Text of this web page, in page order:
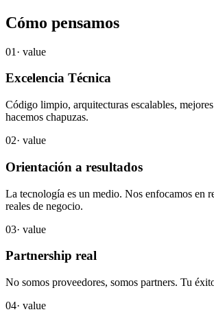
Cómo pensamos
01 · value
Excelencia Técnica
Código limpio, arquitecturas escalables,
hacemos chapuzas.
02· value
Orientación a resultados
La tecnología es un medio. Nos enfocamos en
reales de negocio.
03· value
Partnership real
No somos proveedores, somos partners. Tu
04· value